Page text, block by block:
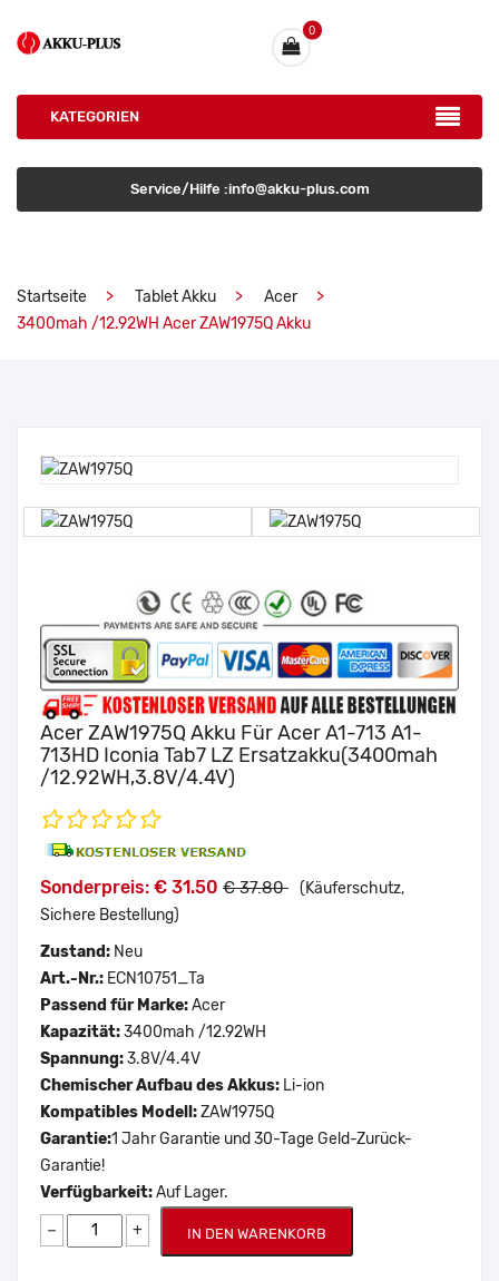
0
KATEGORIEN
Service/Hilfe :info@akku-plus.com
Startseite Tablet Akku
Acer
3400mah /12.92WH Acer ZAW1975Q Akku
Acer ZAW1975Q Akku Für Acer A1-713 A1-
713HD Iconia Tab7 LZ Ersatzakku(3400mah
/12.92WH,3.8V/4.4V)
Sonderpreis: € 31.50 € 37.80 (Käuferschutz,
Sichere Bestellung)
Zustand: Neu
Art.-Nr.: ECN10751_Ta
Passend für Marke:Acer
Kapazität:3400mah /12.92WH
Spannung:3.8V/4.4V
Chemischer Aufbau des Akkus: Li-ion
Kompatibles Modell:ZAW1975Q
Garantie:1 Jahr Garantie und 30-Tage Geld-Zurück-
Garantie!
Verfügbarkeit:Auf Lager.
− + IN DEN WARENKORB